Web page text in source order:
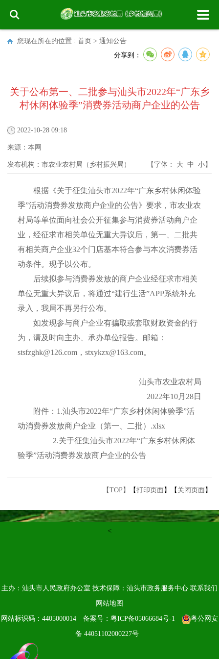
您现在所在的位置 : 首页 > 通知公告
分享到：
关于公布第一、二批参与汕头市2022年“广东乡
村休闲体验季”消费券活动商户企业的公告
2022-10-28 09:18
来源： 本网
发布机构： 市农业农村局（乡村振兴局） 【字体： 大 中 小】
根据《关于征集汕头市2022年“广东乡村休闲体验
季”活动消费券发放商户企业的公告》要求，市农业农
村局等单位面向社会公开征集参与消费券活动商户企
业，经征求市相关单位无重大异议后，第一、二批共
有相关商户企业32个门店基本符合参与本次消费券活
动条件。现予以公布。
后续拟参与消费券发放的商户企业经征求市相关
单位无重大异议后，将通过“建行生活”APP系统补充
录入，我局不再另行公布。
如发现参与商户企业有骗取或套取财政资金的行
为，请及时向主办、承办单位报告。邮箱：
stsfzghk@126.com，stxykzx@163.com。
汕头市农业农村局
2022年10月28日
附件：1.汕头市2022年“广东乡村休闲体验季”活
动消费券发放商户企业（第一、二批）.xlsx
2.关于征集汕头市2022年“广东乡村休闲体
验季”活动消费券发放商户企业的公告
【TOP】 【打印页面 】【 关闭页面 】
<
主办：汕头市人民政府办公室 技术保障：汕头市政务服务中心 联系我们
网站地图
网站标识码：4405000014 备案号：粤ICP备05066684号-1 粤公网安
备 44051102000227号